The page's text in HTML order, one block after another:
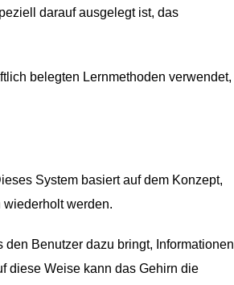
darauf ausgelegt ist, das
belegten Lernmethoden verwendet,
System basiert auf dem Konzept,
werden.
Benutzer dazu bringt, Informationen
diese Weise kann das Gehirn die